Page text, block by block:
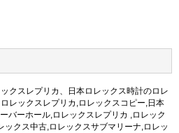
クスレプリカ、日本ロレックス時計のロレ
レックスレプリカ,ロレックスコピー,日本
バーホール,ロレックスレプリカ ,ロレック
ックス中古,ロレックスサブマリーナ,ロレッ